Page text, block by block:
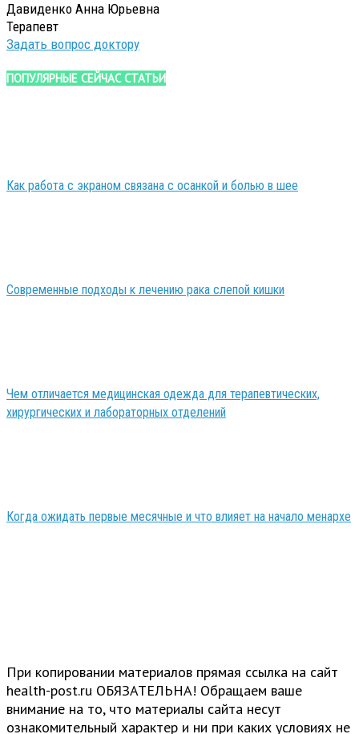
Давиденко Анна Юрьевна
Терапевт
Задать вопрос доктору
ПОПУЛЯРНЫЕ СЕЙЧАС СТАТЬИ
Как работа с экраном связана с осанкой и болью в шее
Современные подходы к лечению рака слепой кишки
Чем отличается медицинская одежда для терапевтических,
хирургических и лабораторных отделений
Когда ожидать первые месячные и что влияет на начало менархе
При копировании материалов прямая ссылка на сайт
health-post.ru ОБЯЗАТЕЛЬНА! Обращаем ваше
внимание на то, что материалы сайта несут
ознакомительный характер и ни при каких условиях не